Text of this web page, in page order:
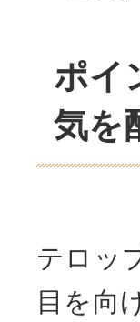
ポイ
気を
テロッ
目を向